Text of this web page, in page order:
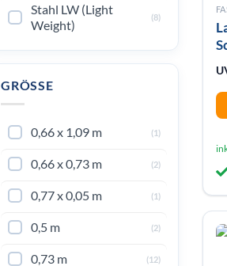
Stahl LW (Light
Weight)
(8)
GRÖSSE
0,66 x 1,09 m (1)
0,66 x 0,73 m (2)
0,77 x 0,05 m (1)
0,5 m (2)
0,73 m (12)